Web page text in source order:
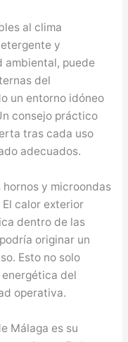
al clima
y
ambiental, puede
del
un entorno idóneo
consejo práctico
tras cada uso
adecuados.
y microondas
calor exterior
dentro de las
originar un
Esto no solo
del
operativa.
Málaga es su